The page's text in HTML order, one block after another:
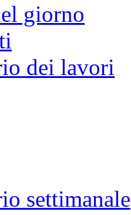
giorno
dei lavori
settimanale